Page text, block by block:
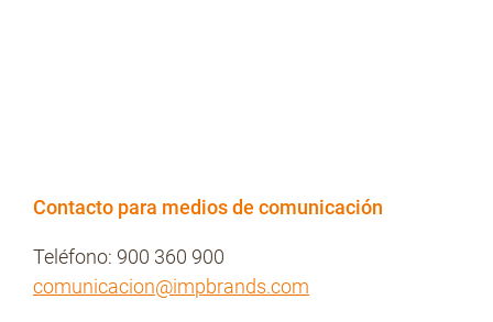
Contacto para medios de comunicación
Teléfono: 900 360 900
comunicacion@impbrands.com